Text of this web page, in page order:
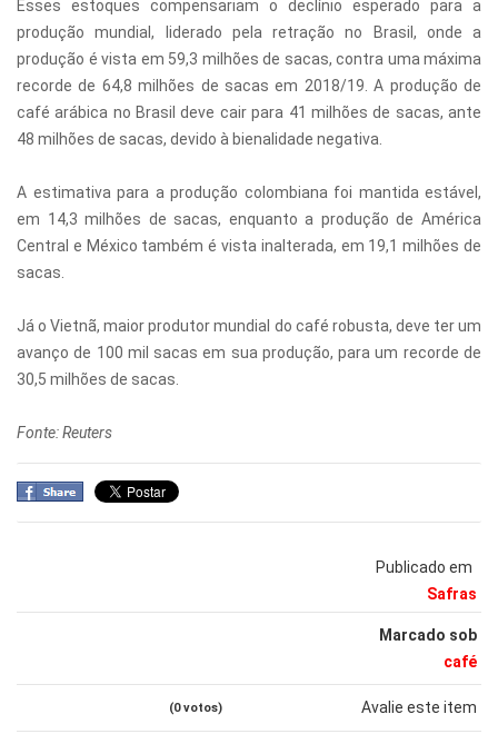
Publicado em
Safras
Marcado sob
café
Avalie este item
(0 votos)
Esses estoques compensariam o declínio esperado para a
produção mundial, liderado pela retração no Brasil, onde a
produção é vista em 59,3 milhões de sacas, contra uma máxima
recorde de 64,8 milhões de sacas em 2018/19. A produção de
café arábica no Brasil deve cair para 41 milhões de sacas, ante
48 milhões de sacas, devido à bienalidade negativa.
A estimativa para a produção colombiana foi mantida estável,
em 14,3 milhões de sacas, enquanto a produção de América
Central e México também é vista inalterada, em 19,1 milhões de
sacas.
Já o Vietnã, maior produtor mundial do café robusta, deve ter um
avanço de 100 mil sacas em sua produção, para um recorde de
30,5 milhões de sacas.
Fonte: Reuters